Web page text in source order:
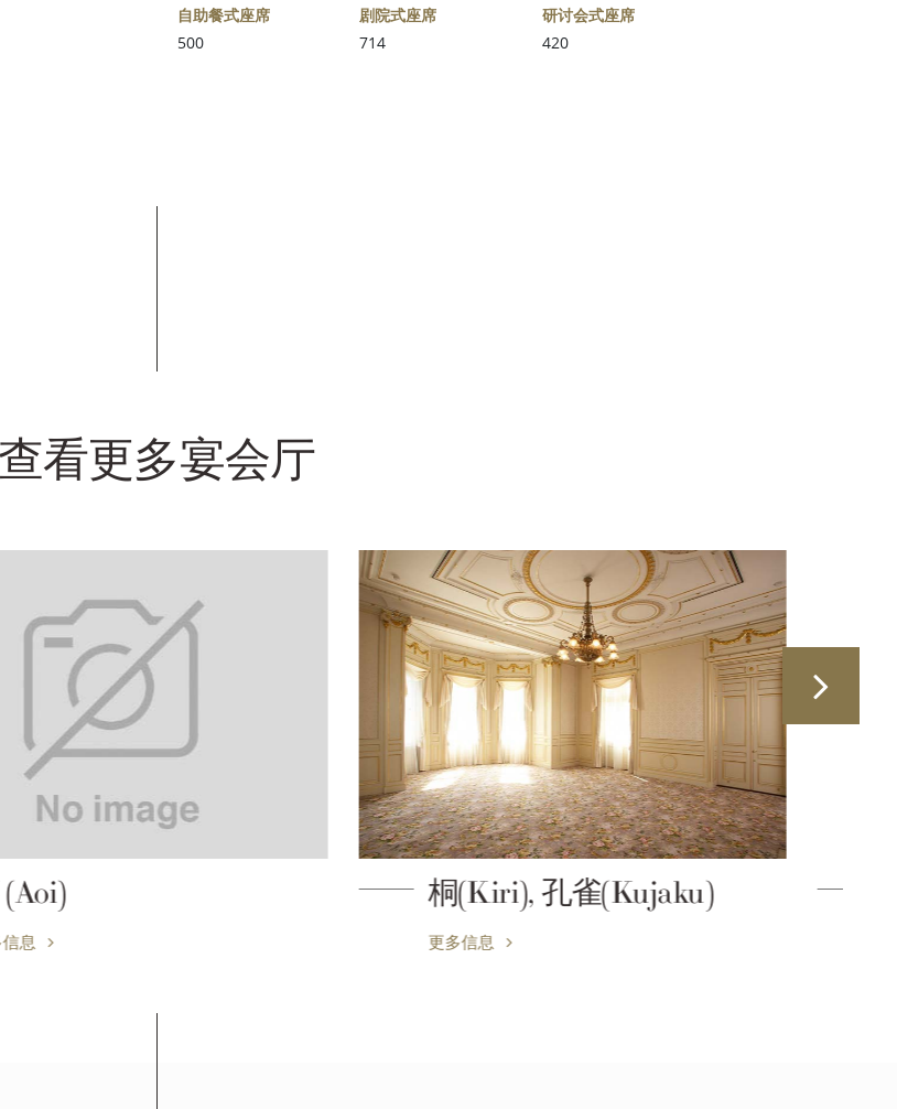
自助餐式座席
500
剧院式座席
714
研讨会式座席
420
查看更多宴会厅
桐(Kiri), 孔雀(Kujaku)
更多信息
凤凰(Houo), 麝香(Jako), 锦
鸡(Kinkei)